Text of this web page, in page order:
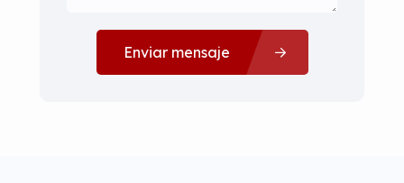
Enviar mensaje